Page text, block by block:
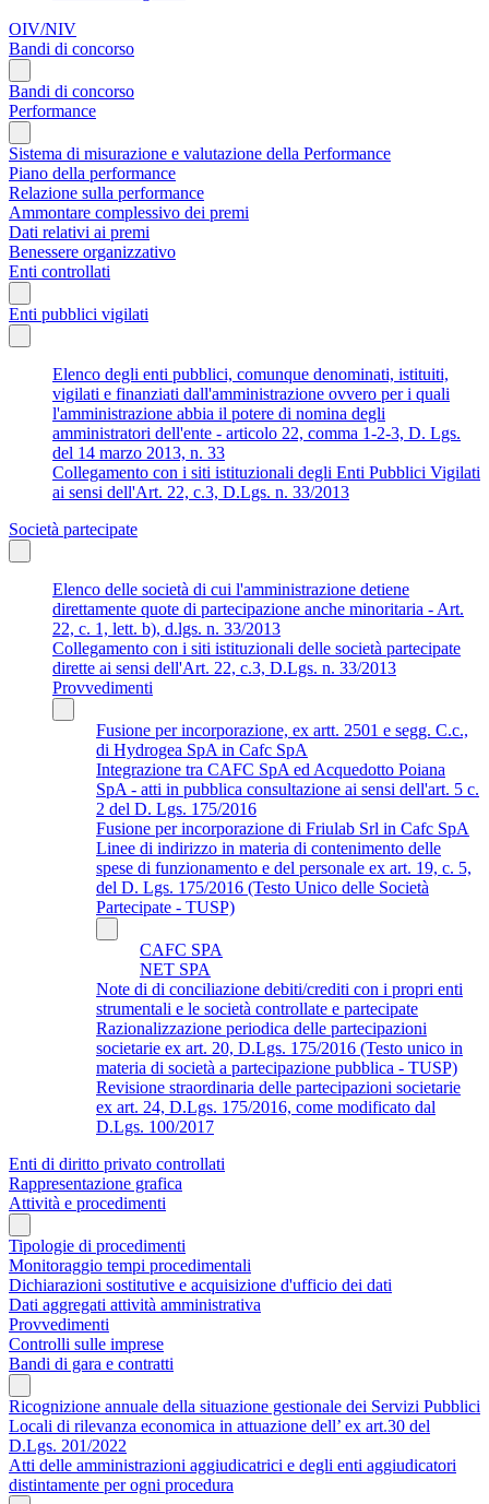
OIV/NIV
Bandi di concorso
Bandi di concorso
Performance
Sistema di misurazione e valutazione della Performance
Piano della performance
Relazione sulla performance
Ammontare complessivo dei premi
Dati relativi ai premi
Benessere organizzativo
Enti controllati
Enti pubblici vigilati
Elenco degli enti pubblici, comunque denominati, istituiti,
vigilati e finanziati dall'amministrazione ovvero per i quali
l'amministrazione abbia il potere di nomina degli
amministratori dell'ente - articolo 22, comma 1-2-3, D. Lgs.
del 14 marzo 2013, n. 33
Collegamento con i siti istituzionali degli Enti Pubblici Vigilati
ai sensi dell'Art. 22, c.3, D.Lgs. n. 33/2013
Società partecipate
Elenco delle società di cui l'amministrazione detiene
direttamente quote di partecipazione anche minoritaria - Art.
22, c. 1, lett. b), d.lgs. n. 33/2013
Collegamento con i siti istituzionali delle società partecipate
dirette ai sensi dell'Art. 22, c.3, D.Lgs. n. 33/2013
Provvedimenti
Fusione per incorporazione, ex artt. 2501 e segg. C.c.,
di Hydrogea SpA in Cafc SpA
Integrazione tra CAFC SpA ed Acquedotto Poiana
SpA - atti in pubblica consultazione ai sensi dell'art. 5 c.
2 del D. Lgs. 175/2016
Fusione per incorporazione di Friulab Srl in Cafc SpA
Linee di indirizzo in materia di contenimento delle
spese di funzionamento e del personale ex art. 19, c. 5,
del D. Lgs. 175/2016 (Testo Unico delle Società
Partecipate - TUSP)
CAFC SPA
NET SPA
Note di di conciliazione debiti/crediti con i propri enti
strumentali e le società controllate e partecipate
Razionalizzazione periodica delle partecipazioni
societarie ex art. 20, D.Lgs. 175/2016 (Testo unico in
materia di società a partecipazione pubblica - TUSP)
Revisione straordinaria delle partecipazioni societarie
ex art. 24, D.Lgs. 175/2016, come modificato dal
D.Lgs. 100/2017
Enti di diritto privato controllati
Rappresentazione grafica
Attività e procedimenti
Tipologie di procedimenti
Monitoraggio tempi procedimentali
Dichiarazioni sostitutive e acquisizione d'ufficio dei dati
Dati aggregati attività amministrativa
Provvedimenti
Controlli sulle imprese
Bandi di gara e contratti
Ricognizione annuale della situazione gestionale dei Servizi Pubblici
Locali di rilevanza economica in attuazione dell’ ex art.30 del
D.Lgs. 201/2022
Atti delle amministrazioni aggiudicatrici e degli enti aggiudicatori
distintamente per ogni procedura